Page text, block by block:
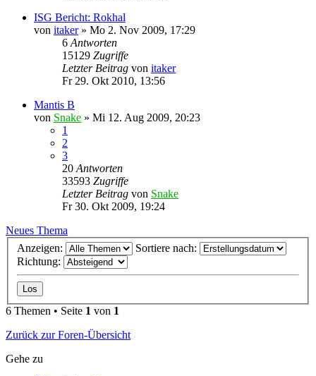
ISG Bericht: Rokhal
von itaker» Mo 2. Nov 2009, 17:29
6 Antworten
15129 Zugriffe
Letzter Beitrag von itaker
Fr 29. Okt 2010, 13:56
Mantis B
von Snake » Mi 12. Aug 2009, 20:23
1
2
3
20 Antworten
33593 Zugriffe
Letzter Beitrag von Snake
Fr 30. Okt 2009, 19:24
Neues Thema
Anzeigen:
Sortiere nach:
Richtung:
6 Themen • Seite 1 von 1
Zurück zur Foren-Übersicht
Gehe zu